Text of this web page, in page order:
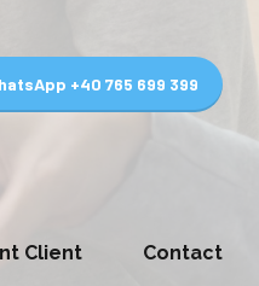
+40 765 699 399
Client Contact